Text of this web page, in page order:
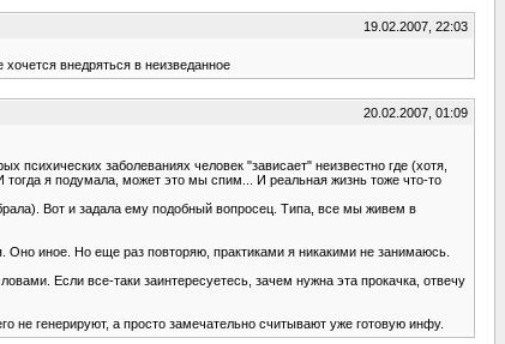
19.02.2007, 22:03
внедряться в неизведанное
20.02.2007, 01:09
заболеваниях человек "зависает" неизвестно где (хотя,
я подумала, может это мы спим... И реальная жизнь тоже что-то
Вот и задала ему подобный вопросец. Типа, все мы живем в
Оно иное. Но еще раз повторяю, практиками я никакими не занимаюсь.
Если все-таки заинтересуетесь, зачем нужна эта прокачка, отвечу
не генерируют, а просто замечательно считывают уже готовую инфу.